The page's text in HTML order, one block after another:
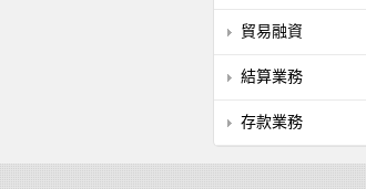
貿易融資
結算業務
存款業務